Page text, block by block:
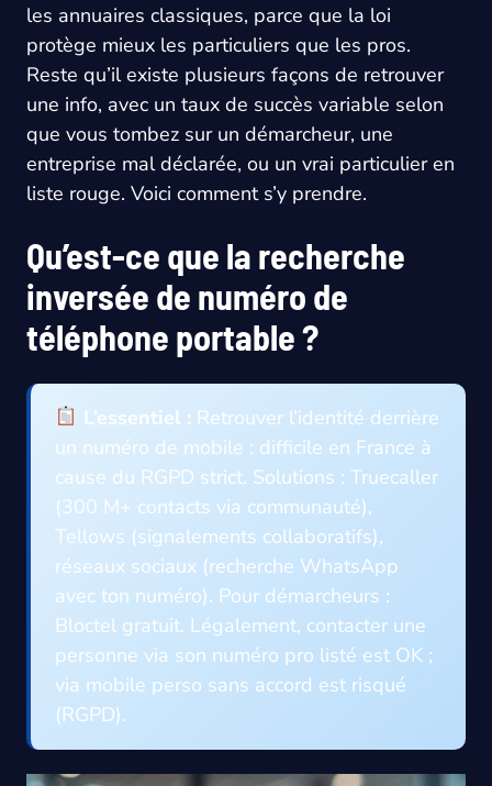
les annuaires classiques, parce que la loi
protège mieux les particuliers que les pros.
Reste qu’il existe plusieurs façons de retrouver
une info, avec un taux de succès variable selon
que vous tombez sur un démarcheur, une
entreprise mal déclarée, ou un vrai particulier en
liste rouge. Voici comment s’y prendre.
Qu’est-ce que la recherche
inversée de numéro de
téléphone portable ?
L’essentiel : Retrouver l’identité derrière
un numéro de mobile : difficile en France à
cause du RGPD strict. Solutions : Truecaller
(300 M+ contacts via communauté),
Tellows (signalements collaboratifs),
réseaux sociaux (recherche WhatsApp
avec ton numéro). Pour démarcheurs :
Bloctel gratuit. Légalement, contacter une
personne via son numéro pro listé est OK ;
via mobile perso sans accord est risqué
(RGPD).